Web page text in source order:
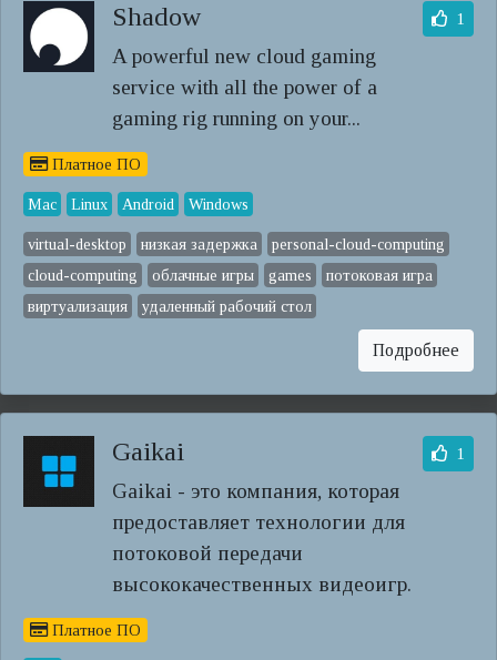
Shadow
A powerful new cloud gaming
service with all the power of a
gaming rig running on your...
1
Платное ПО
Mac Linux Android Windows
virtual-desktop низкая задержка
personal-cloud-computing
cloud-computing
облачные игры games
потоковая игра
виртуализация
удаленный рабочий стол
Подробнее
Gaikai
Gaikai - это компания, которая
предоставляет технологии для
потоковой передачи
высококачественных видеоигр.
1
Платное ПО